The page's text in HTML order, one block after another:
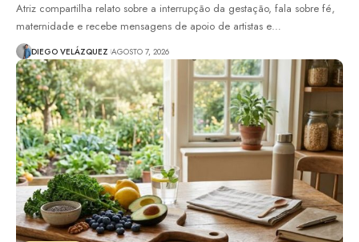
Atriz compartilha relato sobre a interrupção da gestação, fala sobre fé,
maternidade e recebe mensagens de apoio de artistas e…
DIEGO VELÁZQUEZ AGOSTO 7, 2026